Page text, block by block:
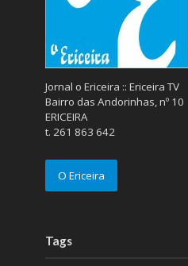
Jornal o Ericeira :: Ericeira TV
Bairro das Andorinhas, nº 10
ERICEIRA
t. 261 863 642
O Ericeira
Tags